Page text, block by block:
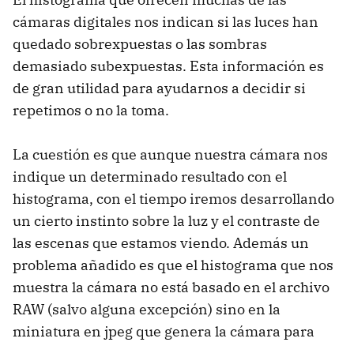
cámaras digitales nos indican si las luces han
quedado sobrexpuestas o las sombras
demasiado subexpuestas. Esta información es
de gran utilidad para ayudarnos a decidir si
repetimos o no la toma.
La cuestión es que aunque nuestra cámara nos
indique un determinado resultado con el
histograma, con el tiempo iremos desarrollando
un cierto instinto sobre la luz y el contraste de
las escenas que estamos viendo. Además un
problema añadido es que el histograma que nos
muestra la cámara no está basado en el archivo
RAW (salvo alguna excepción) sino en la
miniatura en jpeg que genera la cámara para